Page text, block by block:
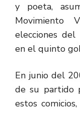
y poeta,
Movimiento
elecciones
en el quinto
En junio del
de su partido
estos